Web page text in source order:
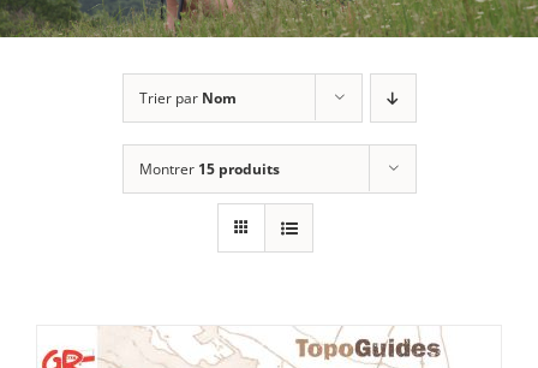
Trier par Nom
Montrer 15 produits